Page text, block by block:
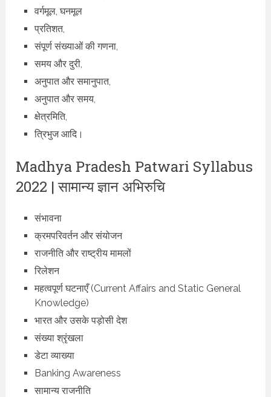
वर्गमूल, घनमूल
प्रतिशत,
संपूर्ण संख्याओं की गणना,
समय और दुरी,
अनुपात और समानुपात,
अनुपात और समय,
क्षेत्रमिति,
त्रिभुज आदि।
Madhya Pradesh Patwari Syllabus
2022 | सामान्य ज्ञान अभिरुचि
संभावना
क्रमपरिवर्तन और संयोजन
राजनीति और राष्ट्रीय मामलों
रिलेशन
महत्वपूर्ण घटनाएँ (Current Affairs and Static General
Knowledge)
भारत और उसके पड़ोसी देश
संख्या श्रृंखला
डेटा व्याख्या
Banking Awareness
सामान्य राजनीति